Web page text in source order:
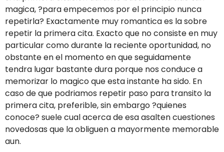
magica, ?para empecemos por el principio nunca
repetirla? Exactamente muy romantica es la sobre
repetir la primera cita. Exacto que no consiste en muy
particular como durante la reciente oportunidad, no
obstante en el momento en que seguidamente
tendra lugar bastante dura porque nos conduce a
memorizar lo magico que esta instante ha sido. En
caso de que podri­amos repetir paso para transito la
primera cita, preferible, sin embargo ?quienes
conoce? suele cual acerca de esa asalten cuestiones
novedosas que la obliguen a mayormente memorable
aun.